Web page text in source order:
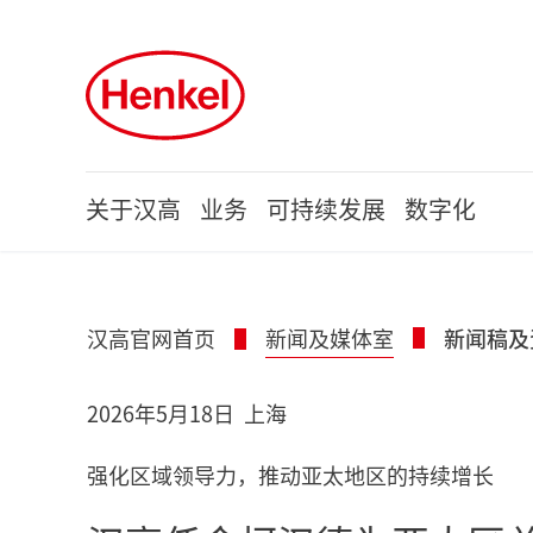
关于汉高 业务 可持续发展 数字化
汉高官网首页 新闻及媒体室 新闻稿
2026年5月18日
上海
强化区域领导力，推动亚太地区的持续增长